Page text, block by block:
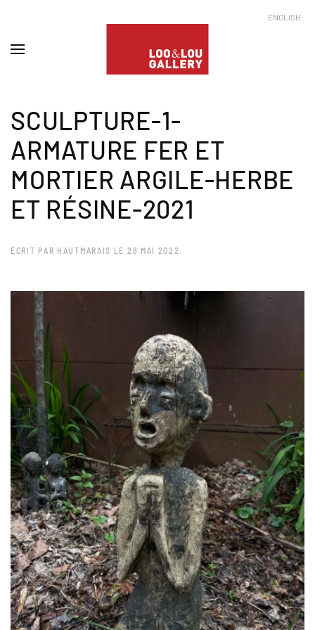
ENGLISH
SCULPTURE-1-
ARMATURE FER ET
MORTIER ARGILE-HERBE
ET RÉSINE-2021
ÉCRIT PAR HAUTMARAIS LE 28 MAI 2022 .